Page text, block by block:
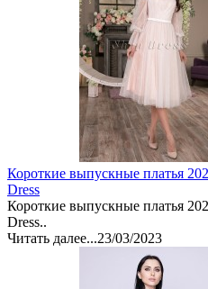
Короткие выпускные платья
Dress
Короткие выпускные платья
Dress..
Читать далее...23/03/2023